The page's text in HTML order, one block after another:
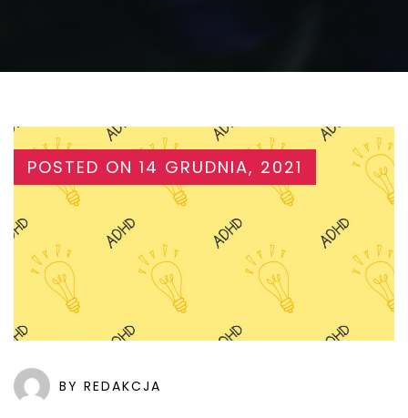
POSTED ON 14 GRUDNIA, 2021
BY REDAKCJA